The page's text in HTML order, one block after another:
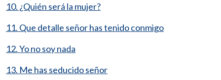
10. ¿Quién será la mujer?
11. Que detalle señor has tenido conmigo
12. Yo no soy nada
13. Me has seducido señor